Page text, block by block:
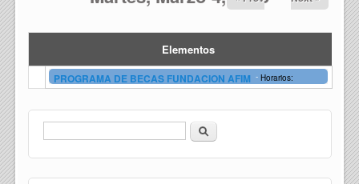
Elementos
PROGRAMA DE BECAS FUNDACION AFIM - Horarios:
Formulario de búsqueda
Buscar